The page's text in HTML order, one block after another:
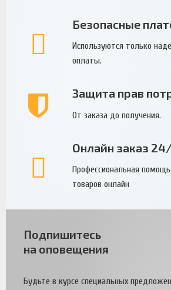
Безопасные
Используются только
оплаты.
Защита прав
От заказа до получения.
Онлайн заказ
Профессиональная
товаров онлайн
Подпишитесь
на оповещения
Будьте в курсе специальных